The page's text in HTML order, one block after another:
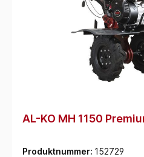
AL-KO MH 1150
Produktnummer: 152729